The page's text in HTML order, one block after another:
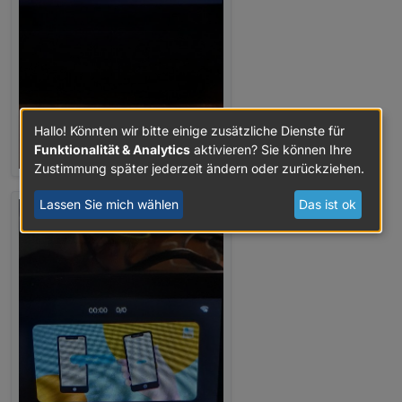
Hallo! Könnten wir bitte einige zusätzliche Dienste für
Funktionalität & Analytics aktivieren? Sie können Ihre
Zustimmung später jederzeit ändern oder zurückziehen.
Lassen Sie mich wählen Das ist ok